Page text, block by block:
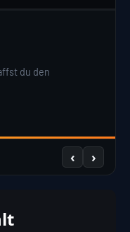
du den
‹ ›